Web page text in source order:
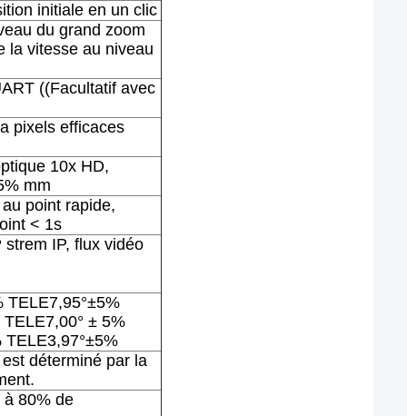
initiale en un clic
du grand zoom
la vitesse au niveau
((Facultatif avec
pixels efficaces
10x HD,
mm
point rapide,
< 1s
IP, flux vidéo
TELE7,95°±5%
± 5%
TELE3,97°±5%
déterminé par la
à 80% de